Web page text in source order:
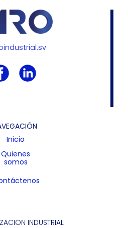
Inicio
Quienes
somos
INDUSTRIAL